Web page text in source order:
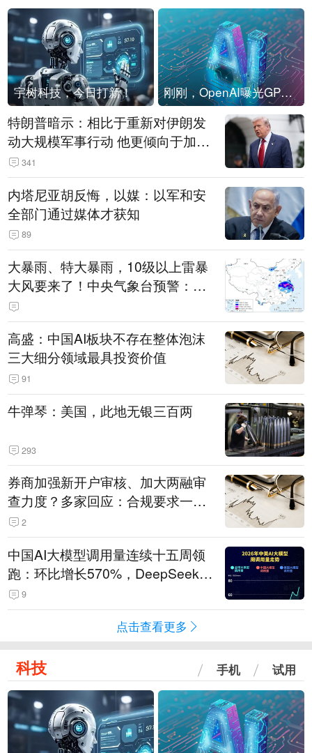
宇树科技，今日打新！ 刚刚，OpenAI曝光GPT-6！传10万亿参数，8月强行发布
特朗普暗示：相比于重新对伊朗发
动大规模军事行动 他更倾向于加大
经济施压
341
内塔尼亚胡反悔，以媒：以军和安
全部门通过媒体才获知
89
大暴雨、特大暴雨，10级以上雷暴
大风要来了！中央气象台预警：今
天到明天，浙江、安徽有特大暴雨
高盛：中国AI板块不存在整体泡沫
三大细分领域最具投资价值
91
牛弹琴：美国，此地无银三百两
293
券商加强新开户审核、加大两融审
查力度？多家回应：合规要求一贯
严格 不存在“从严”
2
中国AI大模型调用量连续十五周领
跑：环比增长570%，DeepSeek-V
4-Flash正式版登顶！MiniMax M
3、阶跃星辰Step 3.7 Flash跌出榜
9
点击查看更多
科技 手机 试用